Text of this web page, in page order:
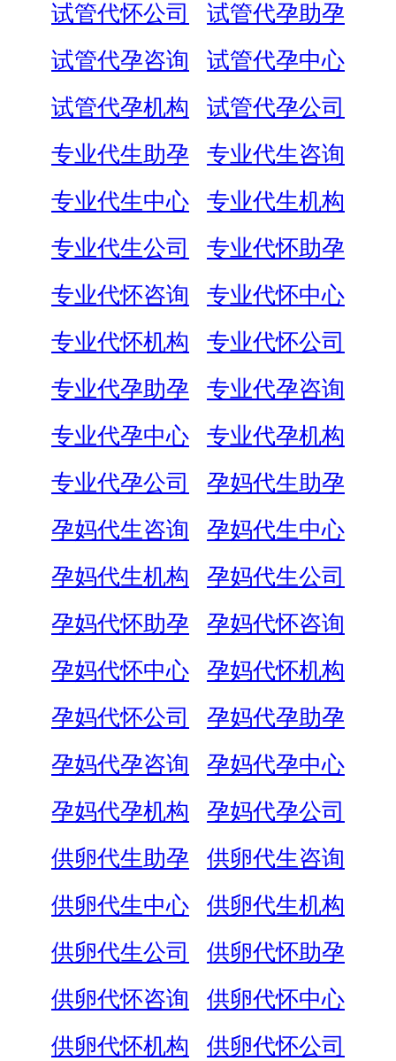
试管代怀公司
试管代孕助孕
试管代孕咨询
试管代孕中心
试管代孕机构
试管代孕公司
专业代生助孕
专业代生咨询
专业代生中心
专业代生机构
专业代生公司
专业代怀助孕
专业代怀咨询
专业代怀中心
专业代怀机构
专业代怀公司
专业代孕助孕
专业代孕咨询
专业代孕中心
专业代孕机构
专业代孕公司
孕妈代生助孕
孕妈代生咨询
孕妈代生中心
孕妈代生机构
孕妈代生公司
孕妈代怀助孕
孕妈代怀咨询
孕妈代怀中心
孕妈代怀机构
孕妈代怀公司
孕妈代孕助孕
孕妈代孕咨询
孕妈代孕中心
孕妈代孕机构
孕妈代孕公司
供卵代生助孕
供卵代生咨询
供卵代生中心
供卵代生机构
供卵代生公司
供卵代怀助孕
供卵代怀咨询
供卵代怀中心
供卵代怀机构
供卵代怀公司